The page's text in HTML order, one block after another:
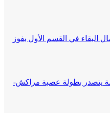
البقاء في القسم الأول بفوز
يتصدر بطولة عصبة مراكش-